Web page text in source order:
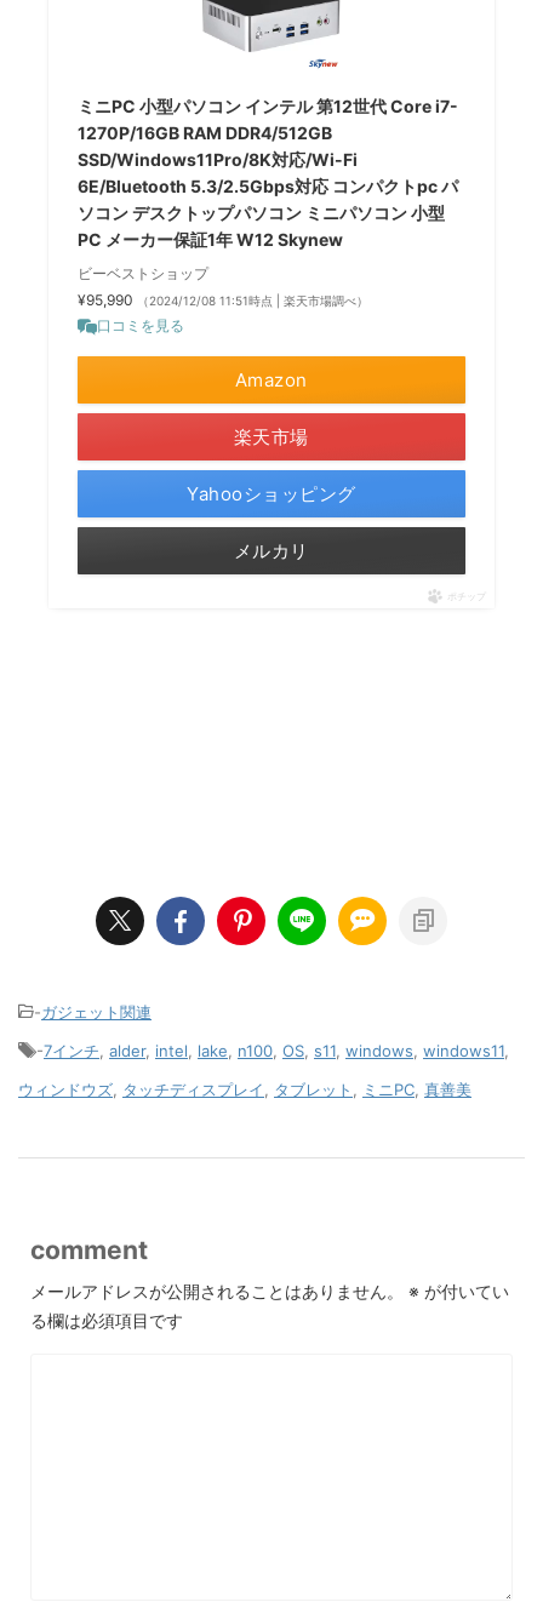
ミニPC 小型パソコン インテル 第12世代 Core i7-
1270P/16GB RAM DDR4/512GB
SSD/Windows11Pro/8K対応/Wi-Fi
6E/Bluetooth 5.3/2.5Gbps対応 コンパクトpc パ
ソコン デスクトップパソコン ミニパソコン 小型
PC メーカー保証1年 W12 Skynew
ビーベストショップ
¥95,990
（2024/12/08 11:51時点 | 楽天市場調べ）
口コミを見る
Amazon
楽天市場
Yahooショッピング
メルカリ
ポチップ
-ガジェット関連
-7インチ alder, intel lake n100 OS s11 windows windows11
ウィンドウズ
タッチディスプレイ タブレット ミニPC 真善美
comment
メールアドレスが公開されることはありません。 ※ が付いてい
る欄は必須項目です